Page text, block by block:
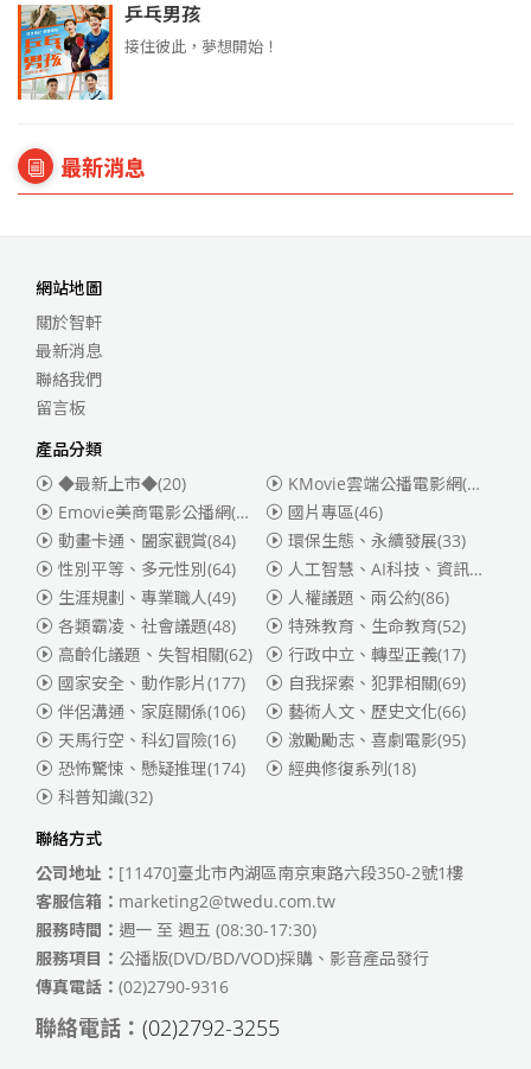
乒乓男孩
接住彼此，夢想開始！
最新消息
網站地圖
關於智軒
最新消息
聯絡我們
留言板
產品分類
◆最新上市◆(20)
KMovie雲端公播電影網(迪士尼、福斯、索尼)
Emovie美商電影公播網(華納)
(186)
國片專區(46)
動畫卡通、闔家觀賞(84) 環保生態、永續發展(33)
性別平等、多元性別(64) 人工智慧、AI科技、資訊安全
生涯規劃、專業職人(49) 人權議題、兩公約(86)
各類霸凌、社會議題(48) 特殊教育、生命教育(52)
高齡化議題、失智相關(62) 行政中立、轉型正義(17)
國家安全、動作影片(177) 自我探索、犯罪相關(69)
伴侶溝通、家庭關係(106) 藝術人文、歷史文化(66)
天馬行空、科幻冒險(16) 激勵勵志、喜劇電影(95)
恐怖驚悚、懸疑推理(174) 經典修復系列(18)
科普知識(32)
聯絡方式
公司地址： [11470]臺北市內湖區南京東路六段350-2號1樓
客服信箱： marketing2@twedu.com.tw
服務時間： 週一 至 週五 (08:30-17:30)
服務項目： 公播版(DVD/BD/VOD)採購、影音產品發行
傳真電話： (02)2790-9316
聯絡電話： (02)2792-3255